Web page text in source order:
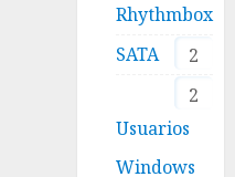
Rhythmbox
2
SATA
2
Usuarios
Windows